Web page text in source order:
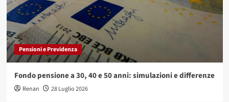
Pensioni e Previdenza
Fondo pensione a 30, 40 e 50 anni: simulazioni e differenze
Renan 28 Luglio 2026